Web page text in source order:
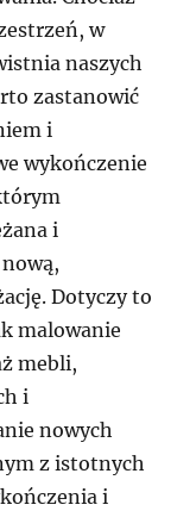
w
naszych
zastanowić
i
wykończenie
i
Dotyczy to
malowanie
mebli,
i
nowych
z istotnych
i